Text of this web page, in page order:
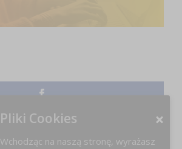
Pliki Cookies
Wchodząc na naszą stronę, wyrażasz